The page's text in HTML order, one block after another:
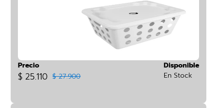
Precio
$ 25.110 $ 27.900
Disponible
En Stock